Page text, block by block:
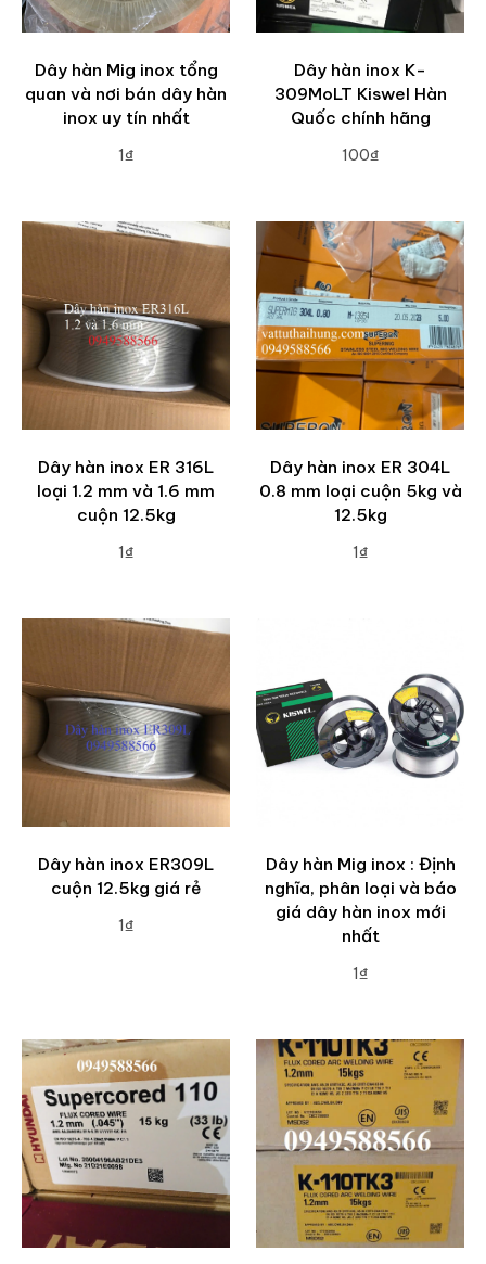
Dây hàn Mig inox tổng
quan và nơi bán dây hàn
inox uy tín nhất
1₫
Dây hàn inox K-
309MoLT Kiswel Hàn
Quốc chính hãng
100₫
Dây hàn inox ER 316L
loại 1.2 mm và 1.6 mm
cuộn 12.5kg
1₫
Dây hàn inox ER 304L
0.8 mm loại cuộn 5kg và
12.5kg
1₫
Dây hàn inox ER309L
cuộn 12.5kg giá rẻ
1₫
Dây hàn Mig inox : Định
nghĩa, phân loại và báo
giá dây hàn inox mới
nhất
1₫